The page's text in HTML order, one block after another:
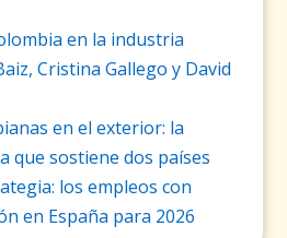
en la industria
Cristina Gallego y David
en el exterior: la
que sostiene dos países
los empleos con
en España para 2026